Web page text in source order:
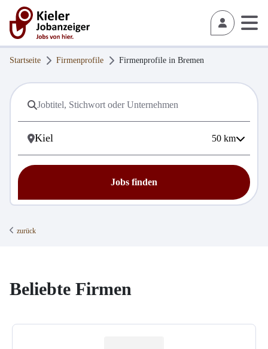
Startseite Firmenprofile Firmenprofile in Bremen
50 km
Jobs finden
zurück
Beliebte Firmen